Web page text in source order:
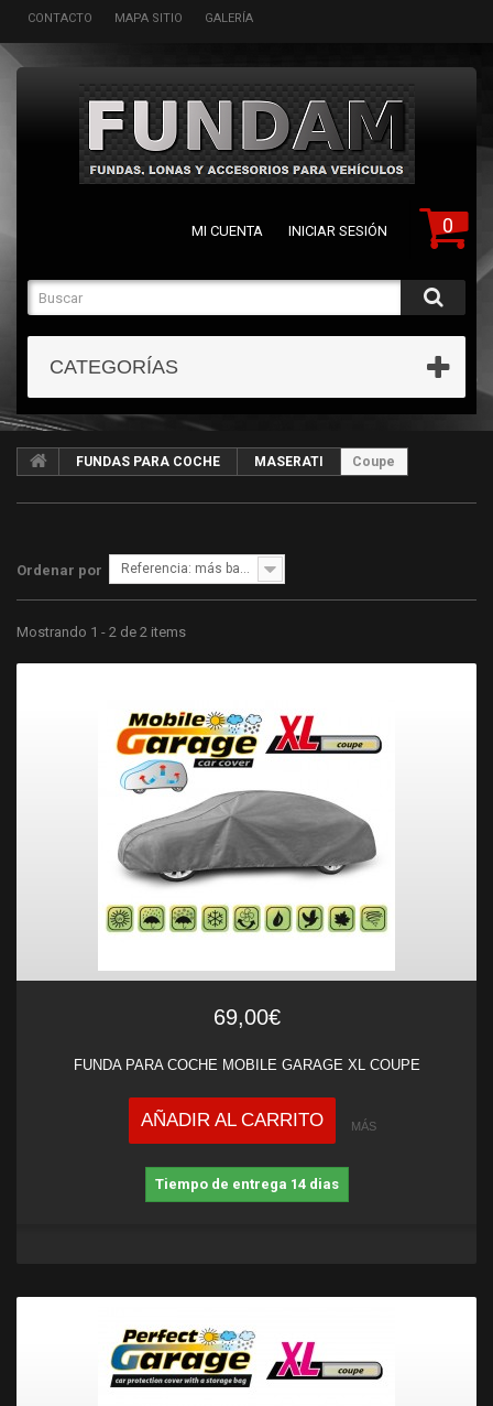
CONTACTO MAPA SITIO GALERÍA
0
MI CUENTA INICIAR SESIÓN
CATEGORÍAS
FUNDAS PARA COCHE MASERATI Coupe
Ordenar por Referencia: más bajo primero
Mostrando 1 - 2 de 2 items
69,00€
FUNDA PARA COCHE MOBILE GARAGE XL COUPE
AÑADIR AL CARRITO MÁS
Tiempo de entrega 14 dias